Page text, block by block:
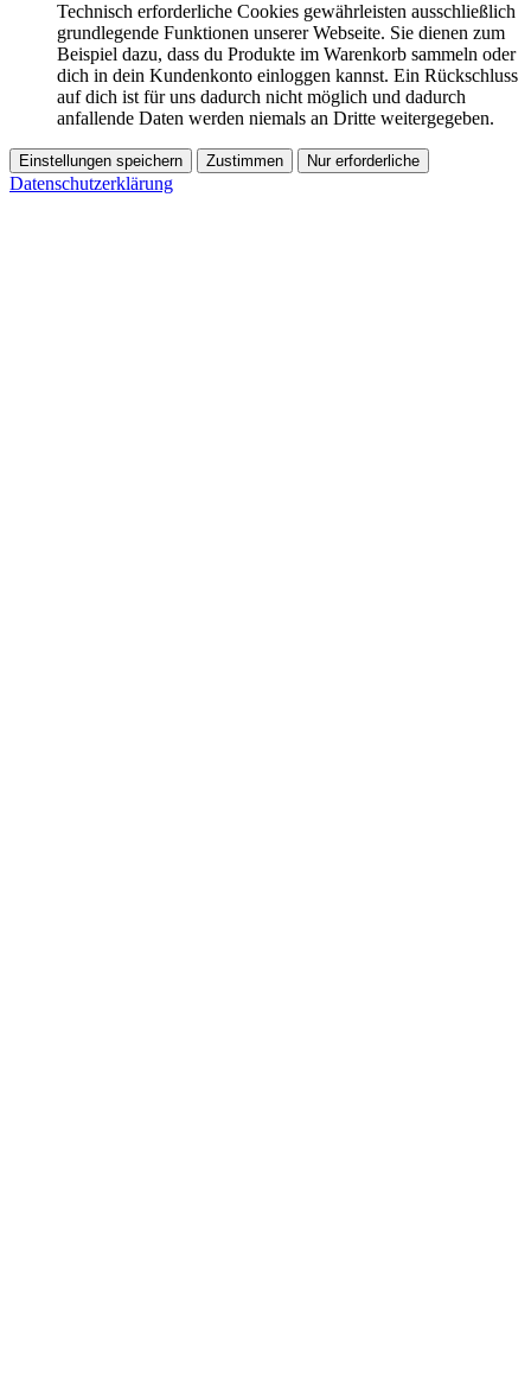
Technisch erforderliche Cookies gewährleisten ausschließlich
grundlegende Funktionen unserer Webseite. Sie dienen zum
Beispiel dazu, dass du Produkte im Warenkorb sammeln oder
dich in dein Kundenkonto einloggen kannst. Ein Rückschluss
auf dich ist für uns dadurch nicht möglich und dadurch
anfallende Daten werden niemals an Dritte weitergegeben.
Einstellungen speichern Zustimmen Nur erforderliche
Datenschutzerklärung